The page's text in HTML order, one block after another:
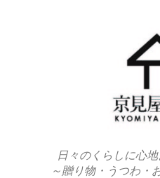
日々のくらしに心
～贈り物・うつわ・